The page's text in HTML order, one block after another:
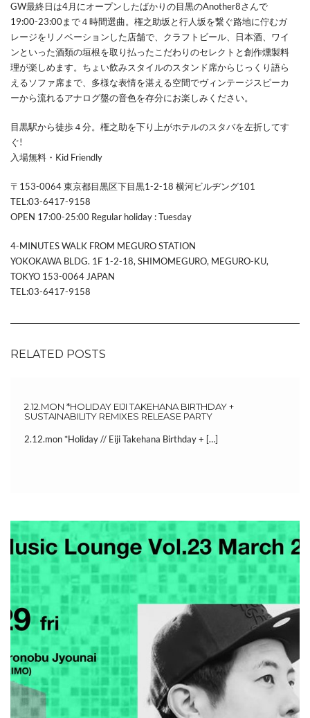
GW最終日は4月にオープンしたばかりの目黒のAnother8さんで
19:00-23:00まで４時間選曲。権之助坂と行人坂を繋ぐ路地に佇むガ
レージをリノベーションした店舗で、クラフトビール、日本酒、ワイ
ンといった酒類の垣根を取り払ったこだわりのセレクトと創作燻製料
理が楽しめます。ちょい飲みスタイルのスタンド席からじっくり語ら
えるソファ席まで、多様な表情を湛える空間でヴィンテージスピーカ
ーから流れるアナログ盤の音色を存分にお楽しみください。
目黒駅から徒歩４分。権之助を下り上がホテルのスタバを左折してす
ぐ!
入場無料・Kid Friendly
〒153-0064 東京都目黒区下目黒1-2-18 横河ビルヂング101
TEL:03-6417-9158
OPEN 17:00-25:00 Regular holiday : Tuesday
4-MINUTES WALK FROM MEGURO STATION
YOKOKAWA BLDG. 1F 1-2-18, SHIMOMEGURO, MEGURO-KU,
TOKYO 153-0064 JAPAN
TEL:03-6417-9158
RELATED POSTS
2.12.MON *HOLIDAY EIJI TAKEHANA BIRTHDAY +
SUSTAINABILITY REMIXES RELEASE PARTY
2.12.mon *Holiday // Eiji Takehana Birthday + […]